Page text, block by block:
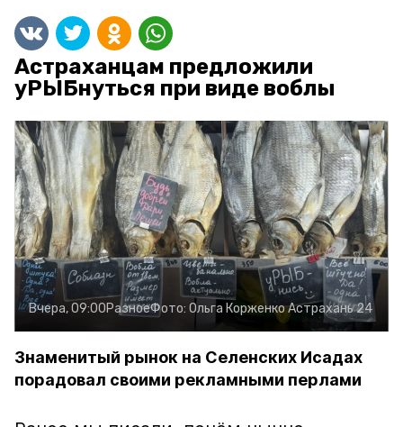
Астраханцам предложили
уРЫБнуться при виде воблы
Вчера, 09:00РазноеФото: Ольга КорженкоАстрахань 24
Знаменитый рынок на Селенских Исадах
порадовал своими рекламными перлами